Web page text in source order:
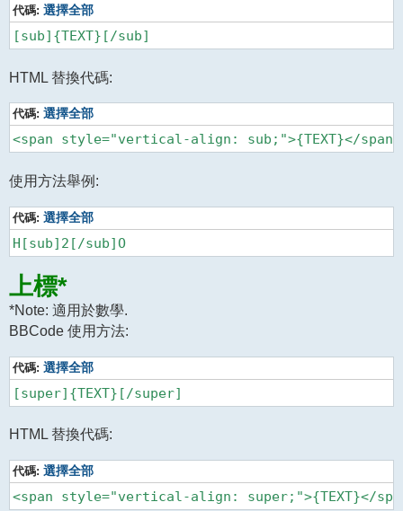
代碼: 選擇全部
HTML 替換代碼:
代碼: 選擇全部
使用方法舉例:
代碼: 選擇全部
上標*
*Note: 適用於數學.
BBCode 使用方法:
代碼: 選擇全部
HTML 替換代碼:
代碼: 選擇全部